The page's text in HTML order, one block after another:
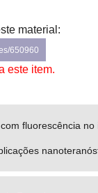
material:
650960
este item.
fluorescência no